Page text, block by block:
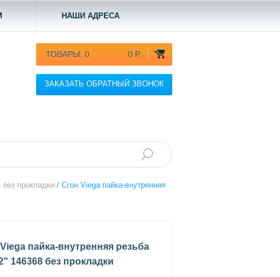
НАШИ АДРЕСА
ТОВАРЫ: 0 0 Р.
ЗАКАЗАТЬ ОБРАТНЫЙ ЗВОНОК
без прокладки / Сгон Viega пайка-внутренняя
пайка-внутренняя резьба
146368 без прокладки